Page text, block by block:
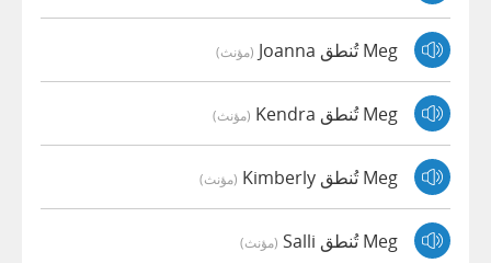
Meg تُنطق Joanna (مؤنث)
Meg تُنطق Kendra (مؤنث)
Meg تُنطق Kimberly (مؤنث)
Meg تُنطق Salli (مؤنث)